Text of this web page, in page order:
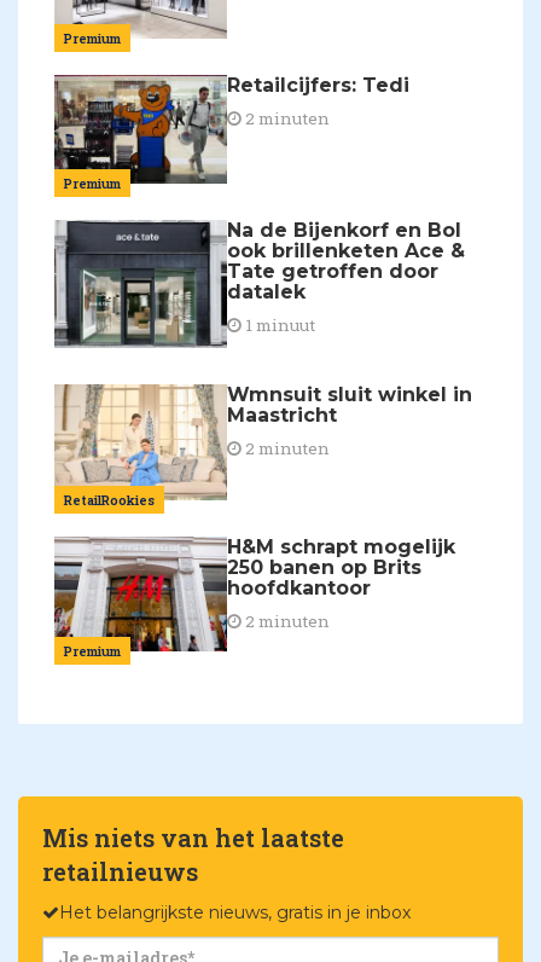
Premium
Premium
Retailcijfers: Tedi
2 minuten
Na de Bijenkorf en Bol
ook brillenketen Ace &
Tate getroffen door
datalek
1 minuut
RetailRookies
Wmnsuit sluit winkel in
Maastricht
2 minuten
Premium
H&M schrapt mogelijk
250 banen op Brits
hoofdkantoor
2 minuten
Mis niets van het laatste
retailnieuws
Het belangrijkste nieuws, gratis in je inbox